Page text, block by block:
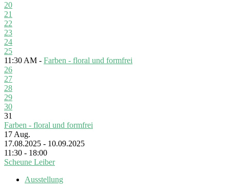
20
21
22
23
24
25
11:30 AM - Farben - floral und formfrei
26
27
28
29
30
31
Farben - floral und formfrei
17 Aug.
17.08.2025 - 10.09.2025
11:30 - 18:00
Scheune Leiber
Ausstellung